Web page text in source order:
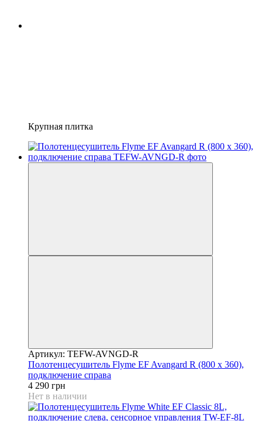
Крупная плитка
Артикул: TEFW-AVNGD-R
Полотенцесушитель Flyme EF Avangard R (800 х 360),
подключение справа
4 290 грн
Нет в наличии